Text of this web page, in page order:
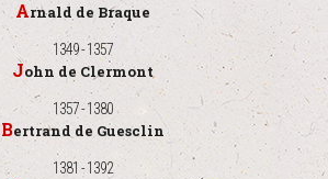
Arnald de Braque
1349 - 1357
John de Clermont
1357 - 1380
Bertrand de Guesclin
1381 - 1392